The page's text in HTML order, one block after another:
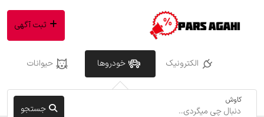
الکترونیک خودروها حیوانات
کاوش
جستجو
ثبت آگهی